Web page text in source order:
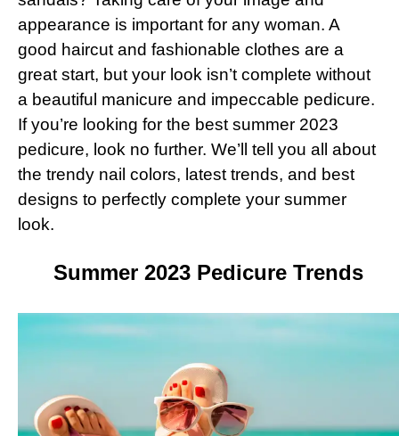
appearance is important for any woman. A
good haircut and fashionable clothes are a
great start, but your look isn’t complete without
a beautiful manicure and impeccable pedicure.
If you’re looking for the best summer 2023
pedicure, look no further. We’ll tell you all about
the trendy nail colors, latest trends, and best
designs to perfectly complete your summer
look.
Summer 2023 Pedicure Trends